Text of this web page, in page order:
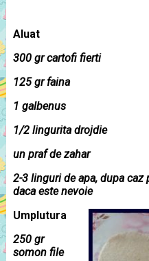
Aluat
300 gr cartofi fierti
125 gr faina
1 galbenus
1/2 lingurita drojdie
un praf de zahar
2-3 linguri de apa, dupa
daca este nevoie
Umplutura
250 gr
somon file